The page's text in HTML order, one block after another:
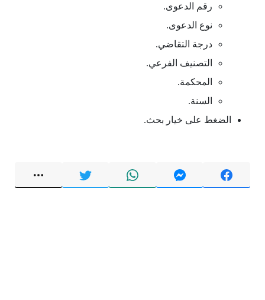
رقم الدعوى.
نوع الدعوى.
درجة التقاضي.
التصنيف الفرعي.
المحكمة.
السنة.
الضغط على خيار بحث.